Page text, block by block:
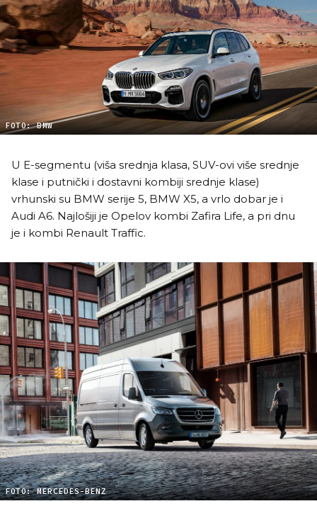
FOTO: BMW
U E-segmentu (viša srednja klasa, SUV-ovi više srednje
klase i putnički i dostavni kombiji srednje klase)
vrhunski su BMW serije 5, BMW X5, a vrlo dobar je i
Audi A6. Najlošiji je Opelov kombi Zafira Life, a pri dnu
je i kombi Renault Traffic.
FOTO: MERCEDES-BENZ